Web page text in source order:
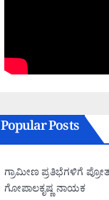
Popular Posts
ಗ್ರಾಮೀಣ ಪ್ರತಿಭೆಗಳಿಗೆ
ಗೋಪಾಲಕೃಷ್ಣ ನಾಯಕ